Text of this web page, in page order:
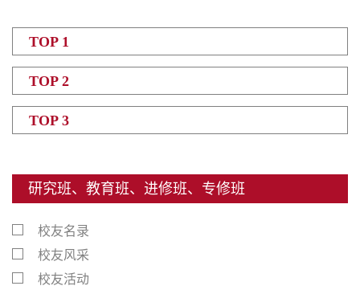
TOP 1
TOP 2
TOP 3
研究班、教育班、进修班、专修班
校友名录
校友风采
校友活动